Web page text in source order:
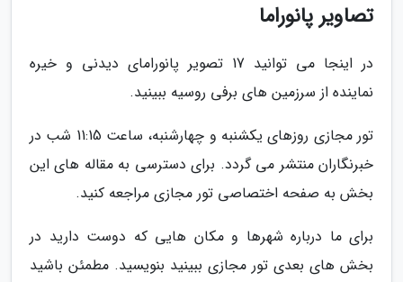
تصاویر پانوراما
در اینجا می توانید 17 تصویر پانورامای دیدنی و خیره
نماینده از سرزمین های برفی روسیه ببینید.
تور مجازی روزهای یکشنبه و چهارشنبه، ساعت 11:15 شب در
خبرنگاران منتشر می گردد. برای دسترسی به مقاله های این
بخش به صفحه اختصاصی تور مجازی مراجعه کنید.
برای ما درباره شهرها و مکان هایی که دوست دارید در
بخش های بعدی تور مجازی ببینید بنویسید. مطمئن باشید